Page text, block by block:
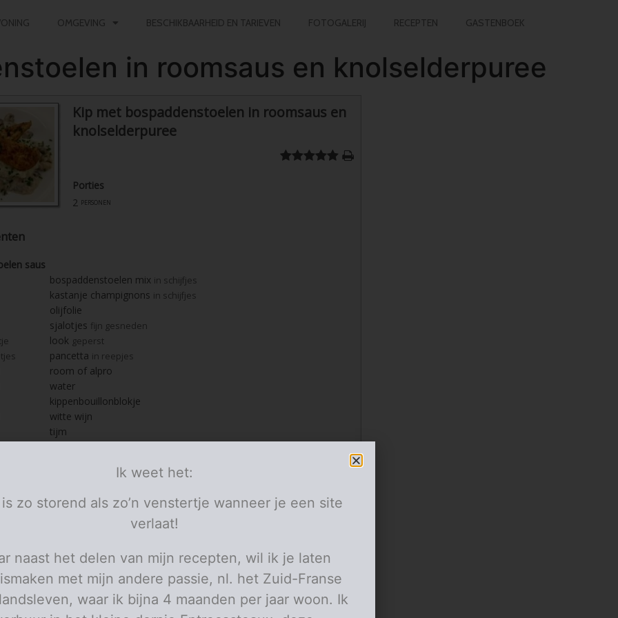
OMGEVING BESCHIKBAARHEID EN TARIEVEN FOTOGALERIJ RECEPTEN GASTENBOEK
in roomsaus en knolselderpuree
Kip met bospaddenstoelen in roomsaus en
knolselderpuree
Porties
2 personen
saus
bospaddenstoelen mix in schijfjes
kastanje champignons in schijfjes
olijfolie
sjalotjes fijn gesneden
look geperst
pancetta in reepjes
room of alpro
water
kippenbouillonblokje
witte wijn
tijm
middelgrote aardappelen bintjes
knolselder
pezono
Ik weet het:
zo storend als zo’n venstertje wanneer je een site
verlaat!
naast het delen van mijn recepten, wil ik je laten
met mijn andere passie, nl. het Zuid-Franse
waar ik bijna 4 maanden per jaar woon. Ik